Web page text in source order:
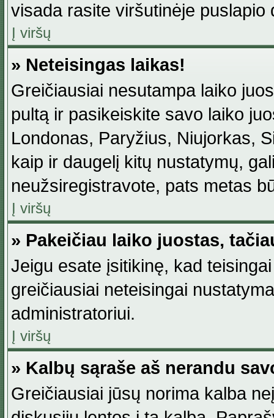
visada rasite viršutinėje
Į viršų
» Neteisingas laikas!
Greičiausiai nesutampa laiko
pultą ir pasikeiskite savo laiko
Londonas, Paryžius, Niujorkas,
kaip ir daugelį kitų nustatymų,
neužsiregistravote, pats metas
Į viršų
» Pakeičiau laiko juostas,
Jeigu esate įsitikinę, kad
greičiausiai neteisingai
administratoriui.
Į viršų
» Kalbų sąraše aš nerandu
Greičiausiai jūsų norima kalba